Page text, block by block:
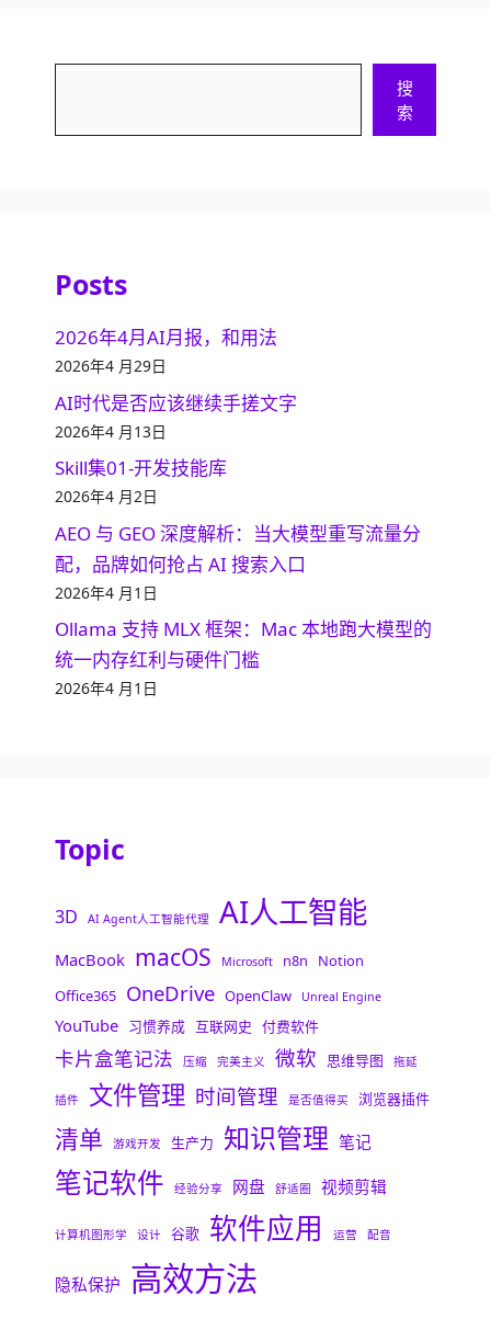
搜
索
Posts
2026年4月AI月报，和用法
2026年4 月29日
AI时代是否应该继续手搓文字
2026年4 月13日
Skill集01-开发技能库
2026年4 月2日
AEO 与 GEO 深度解析：当大模型重写流量分
配，品牌如何抢占 AI 搜索入口
2026年4 月1日
Ollama 支持 MLX 框架：Mac 本地跑大模型的
统一内存红利与硬件门槛
2026年4 月1日
Topic
3D AI Agent人工智能代理 AI人工智能
MacBook macOS Microsoft n8n
Notion
Office365 OneDrive OpenClaw Unreal Engine
YouTube 习惯养成 互联网史 付费软件
卡片盒笔记法 压缩 完美主义 微软 思维导图 拖延
插件 文件管理 时间管理 是否值得买 浏览器插件
清单 游戏开发 生产力 知识管理 笔记
笔记软件 经验分享 网盘 舒适圈 视频剪辑
计算机图形学 设计 谷歌 软件应用 运营 配音
隐私保护 高效方法